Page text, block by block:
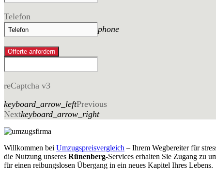
Telefon
phone
Offerte anfordern
reCaptcha v3
keyboard_arrow_leftPrevious
Nextkeyboard_arrow_right
Willkommen bei Umzugspreisvergleich – Ihrem Wegbereiter für
die Nutzung unseres Rünenberg-Services erhalten Sie Zugang zu
für einen reibungslosen Übergang in ein neues Kapitel Ihres Lebens.